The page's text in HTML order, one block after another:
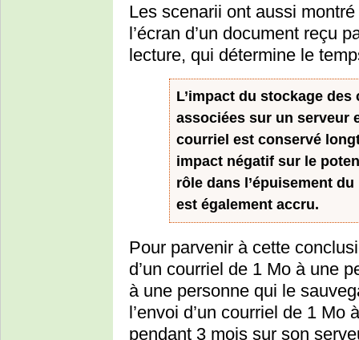
Les scenarii ont aussi
l’écran d’un document reçu
lecture, qui détermine le
L’impact du stockage
associées sur un serveur
courriel est conservé
impact négatif sur le
rôle dans l’épuisement
est également accru.
Pour parvenir à cette
d’un courriel de 1 Mo à une
à une personne qui le
l’envoi d’un courriel de 1
pendant 3 mois sur son